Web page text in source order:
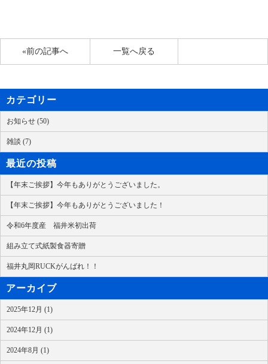
«前の記事へ 一覧へ戻る
カテゴリー
お知らせ (50)
雑談 (7)
最近の投稿
【年末ご挨拶】今年もありがとうございました。
【年末ご挨拶】今年もありがとうございました！
令和6年度産 福井米初出荷
組み立て式紙製食器寄贈
福井丸岡RUCKがんばれ！！
アーカイブ
2025年12月 (1)
2024年12月 (1)
2024年8月 (1)